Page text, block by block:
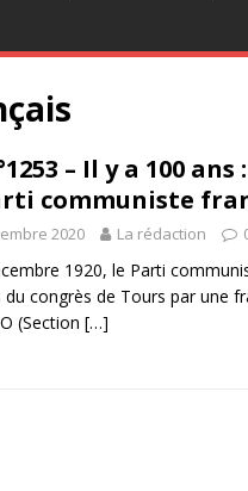
– Il y a 100
communiste
2020 La rédaction
1920, le Parti
congrès de Tours par une
(Section […]